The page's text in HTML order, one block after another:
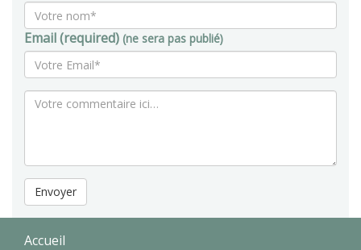
Email (required) (ne sera pas publié)
Envoyer
Accueil